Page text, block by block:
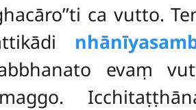
ca vutto.
evaṃ